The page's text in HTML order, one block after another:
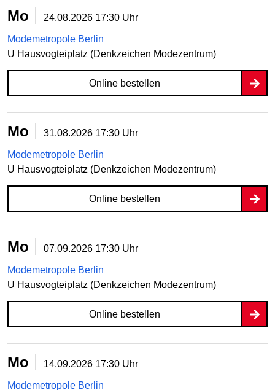
Mo 24.08.2026 17:30 Uhr
Modemetropole Berlin
U Hausvogteiplatz (Denkzeichen Modezentrum)
Online bestellen
Mo 31.08.2026 17:30 Uhr
Modemetropole Berlin
U Hausvogteiplatz (Denkzeichen Modezentrum)
Online bestellen
Mo 07.09.2026 17:30 Uhr
Modemetropole Berlin
U Hausvogteiplatz (Denkzeichen Modezentrum)
Online bestellen
Mo 14.09.2026 17:30 Uhr
Modemetropole Berlin